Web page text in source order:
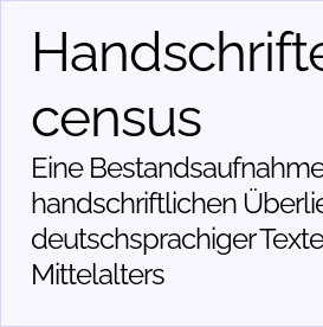
census
Eine
handschriftlichen
deutschsprachiger
Mittelalters